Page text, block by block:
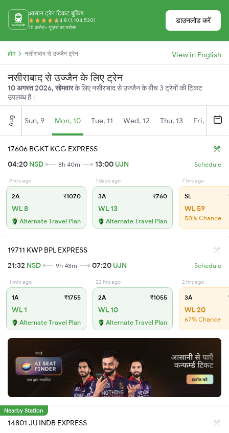
आसान ट्रेन टिकट बुकिंग
4.8 (1,104,530)
15 करोड़+ यूज़र्स का भरोसा
डाउनलोड करें
होम नसीराबाद से उज्जैन ट्रेन View in English
नसीराबाद से उज्जैन के लिए ट्रेन
10 अगस्त 2026, सोमवारके लिए नसीराबाद से उज्जैन के बीच 3 ट्रेनों की टिकट
उपलब्ध हैं।
Aug Sun, 9 Mon, 10 Tue, 11 Wed, 12 Thu, 13 Fri, 14
17606 BGKT KCG EXPRESS
04:20 NSD 8h 40m 13:00 UJN Schedule
9 hrs ago
2A ₹1070
WL 8
Alternate Travel Plan
1 days ago
3A ₹760
WL 13
Alternate Travel Plan
7 hrs ago
SL
WL 59
50% Chance
19711 KWP BPL EXPRESS
21:32 NSD 9h 48m 07:20 UJN Schedule
1 min ago
1A ₹1755
WL 1
Alternate Travel Plan
22 hrs ago
2A ₹1055
WL 10
Alternate Travel Plan
2 hrs ago
3A
WL 20
67% Chance
Nearby Station
14801 JU INDB EXPRESS